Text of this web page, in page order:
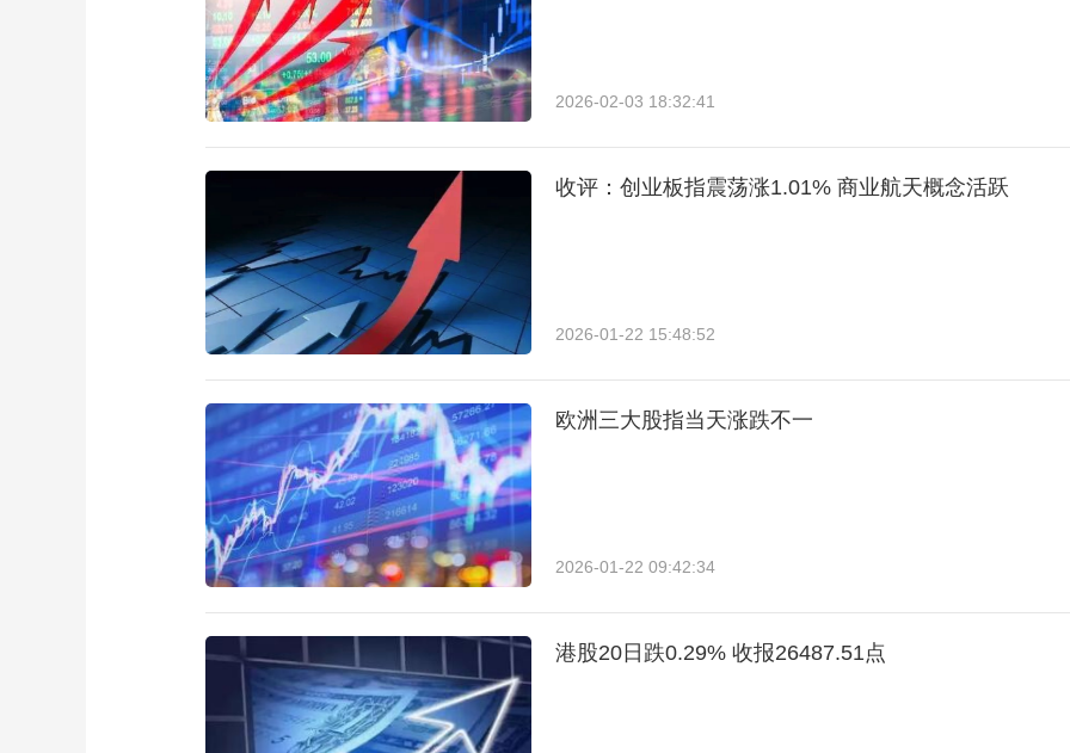
2026-02-03 18:32:41
收评：创业板指震荡涨1.01% 商业航天概念活跃
2026-01-22 15:48:52
欧洲三大股指当天涨跌不一
2026-01-22 09:42:34
港股20日跌0.29% 收报26487.51点